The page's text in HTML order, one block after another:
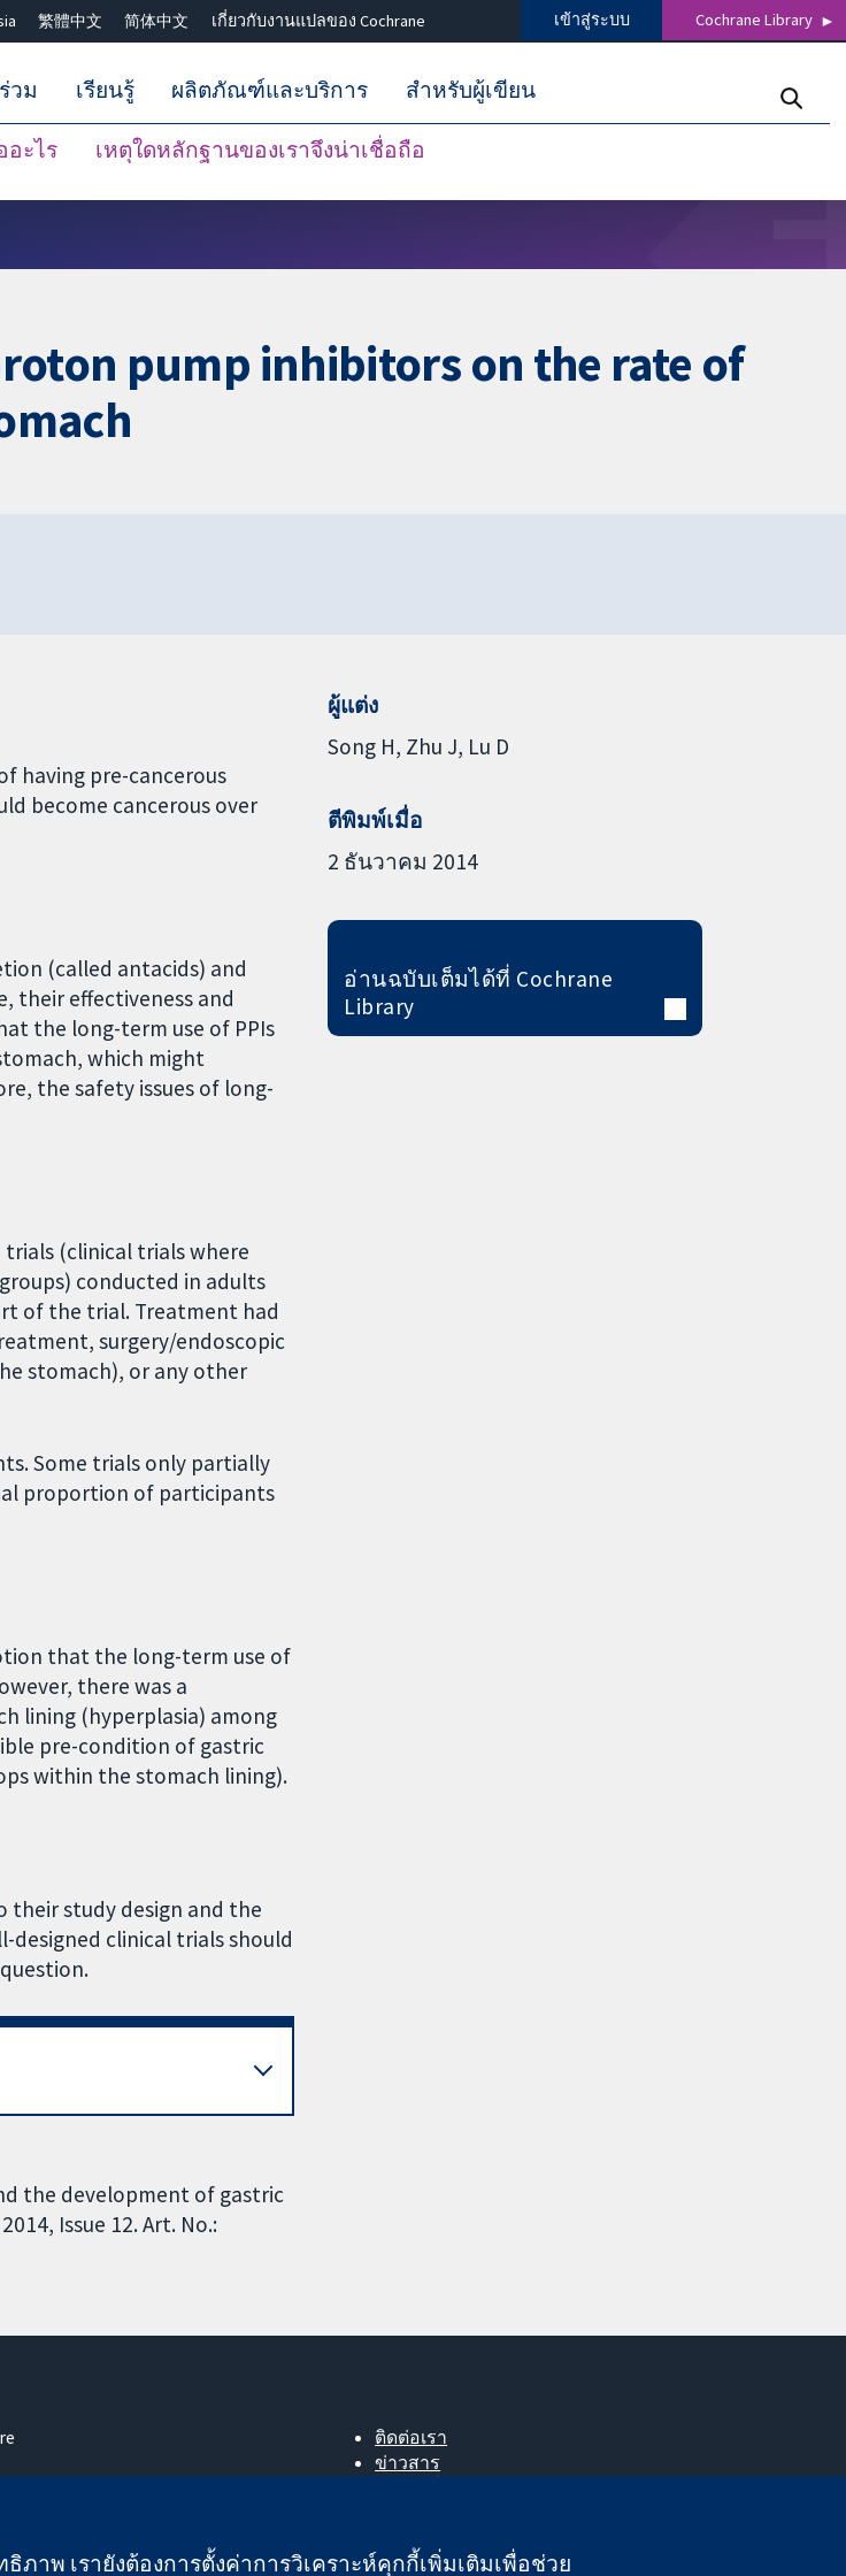
繁體中文 简体中文 เกี่ยวกับงานแปลของ Cochrane เข้าสู่ระบบ Cochrane Library
ะไร เหตุใดหลักฐานของเราจึงน่าเชื่อถือ
วม เรียนรู้ ผลิตภัณฑ์และบริการ สำหรับผู้เขียน
pump inhibitors on the rate of
having pre-cancerous
become cancerous over
(called antacids) and
their effectiveness and
the long-term use of PPIs
which might
the safety issues of long-
trials (clinical trials where
conducted in adults
of the trial. Treatment had
surgery/endoscopic
stomach), or any other
Some trials only partially
proportion of participants
that the long-term use of
there was a
lining (hyperplasia) among
pre-condition of gastric
within the stomach lining).
their study design and the
designed clinical trials should
the development of gastric
Issue 12. Art. No.:
ผู้แต่ง
Song H Zhu J Lu D
ตีพิมพ์เมื่อ
2 ธันวาคม 2014
อ่านฉบับเต็มได้ที่ Cochrane
Library
ติดต่อเรา
ข่าวสาร
Cochrane Library
ภาพ เรายังต้องการตั้งค่าการวิเคราะห์คุกกี้เพิ่มเติมเพื่อช่วย